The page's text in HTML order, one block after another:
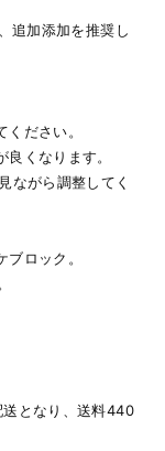
追加添加を推奨し
ださい。
くなります。
ながら調整してく
ロック。
となり、送料440